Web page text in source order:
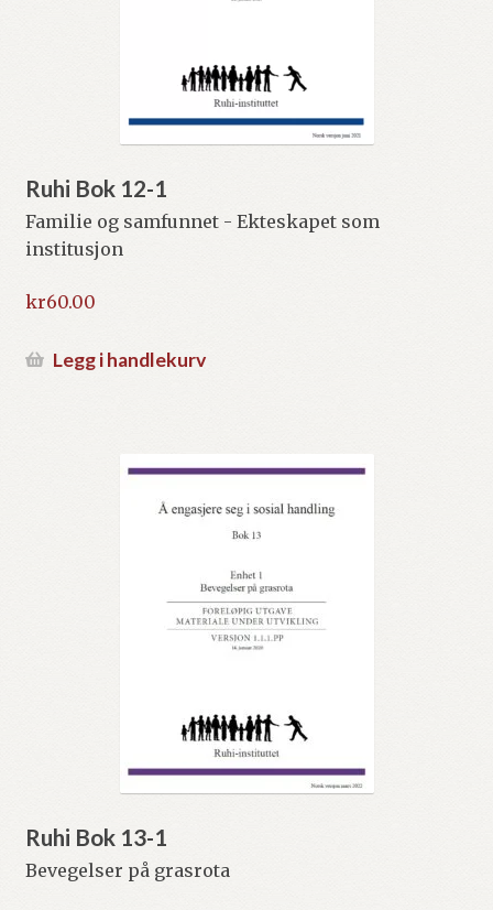
Ruhi Bok 12-1
Familie og samfunnet - Ekteskapet som
institusjon
kr60.00
Legg i handlekurv
Ruhi Bok 13-1
Bevegelser på grasrota